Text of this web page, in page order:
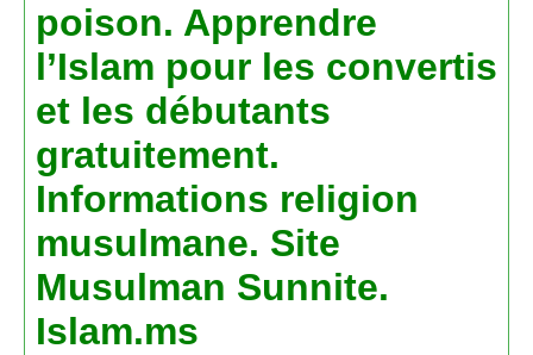
poison. Apprendre
l’Islam pour les convertis
et les débutants
gratuitement.
Informations religion
musulmane. Site
Musulman Sunnite.
Islam.ms